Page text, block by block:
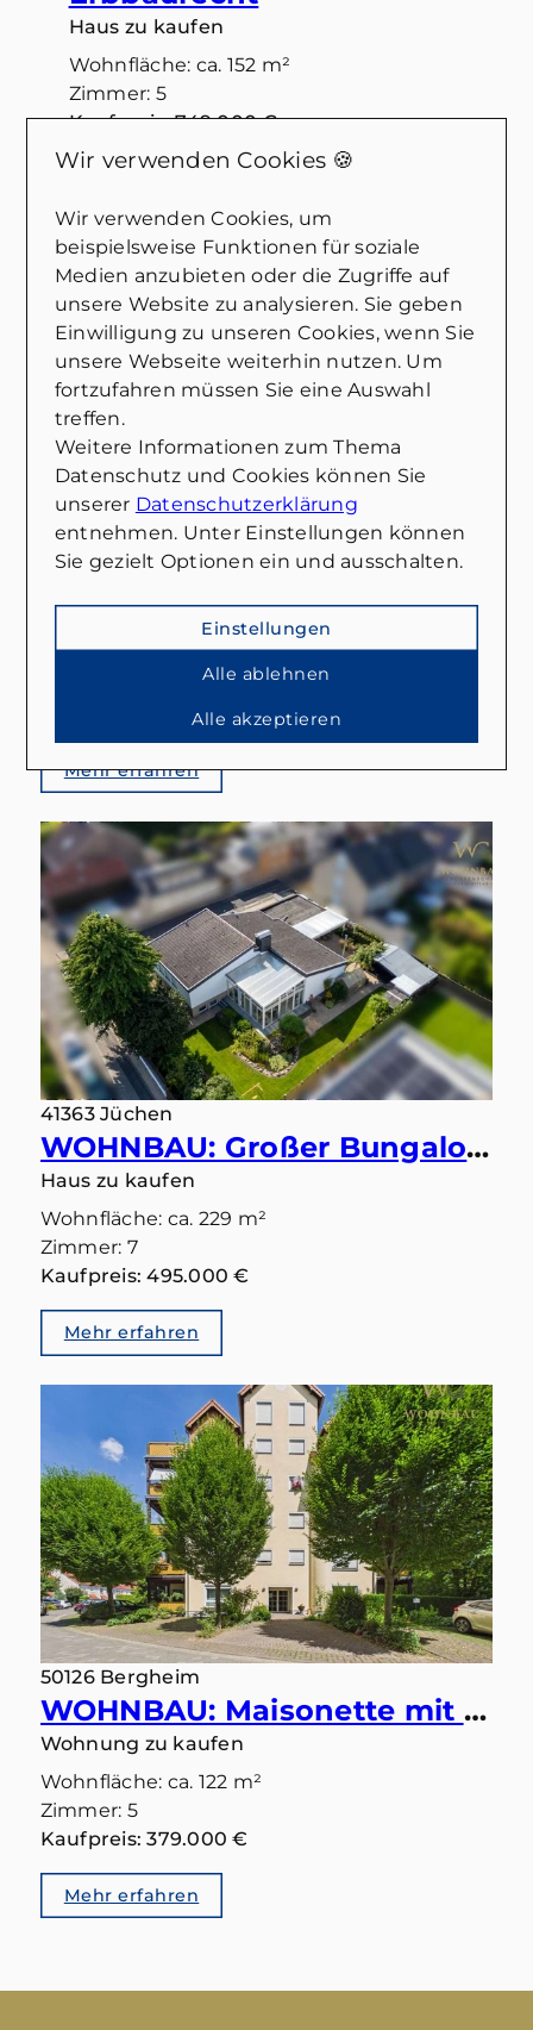
Haus zu kaufen
Wohnfläche: ca. 152 m²
Zimmer: 5
Kaufpreis: 749.000 €
40667 Meerbusch
Wohnung zu kaufen
Wohnfläche: ca. 100 m²
Kaufpreis: 389.000 €
Mehr erfahren
41363 Jüchen
WOHNBAU: Großer Bungalow mit 283 qm in gutem Zustand und Einliegerbereich mit eigenem Eingang
Haus zu kaufen
Wohnfläche: ca. 229 m²
Zimmer: 7
Kaufpreis: 495.000 €
Mehr erfahren
50126 Bergheim
WOHNBAU: Maisonette mit Ausblick – Wohnen in ruhiger Bestlage mit zwei Balkonen und zwei Bädern
Wohnung zu kaufen
Wohnfläche: ca. 122 m²
Zimmer: 5
Kaufpreis: 379.000 €
Mehr erfahren
Wir verwenden Cookies 🍪
Wir verwenden Cookies, um
beispielsweise Funktionen für soziale
Medien anzubieten oder die Zugriffe auf
unsere Website zu analysieren. Sie geben
Einwilligung zu unseren Cookies, wenn Sie
unsere Webseite weiterhin nutzen. Um
fortzufahren müssen Sie eine Auswahl
treffen.
Weitere Informationen zum Thema
Datenschutz und Cookies können Sie
unserer Datenschutzerklärung
entnehmen. Unter Einstellungen können
Sie gezielt Optionen ein und ausschalten.
Einstellungen
Alle ablehnen
Alle akzeptieren